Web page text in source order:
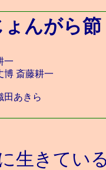
ょんがら節
一
斎藤耕一
あきら
生きてい